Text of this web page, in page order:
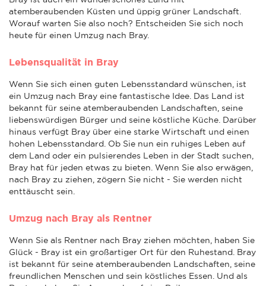
atemberaubenden Küsten und üppig grüner Landschaft.
Worauf warten Sie also noch? Entscheiden Sie sich noch
heute für einen Umzug nach Bray.
Lebensqualität in Bray
Wenn Sie sich einen guten Lebensstandard wünschen, ist
ein Umzug nach Bray eine fantastische Idee. Das Land ist
bekannt für seine atemberaubenden Landschaften, seine
liebenswürdigen Bürger und seine köstliche Küche. Darüber
hinaus verfügt Bray über eine starke Wirtschaft und einen
hohen Lebensstandard. Ob Sie nun ein ruhiges Leben auf
dem Land oder ein pulsierendes Leben in der Stadt suchen,
Bray hat für jeden etwas zu bieten. Wenn Sie also erwägen,
nach Bray zu ziehen, zögern Sie nicht - Sie werden nicht
enttäuscht sein.
Umzug nach Bray als Rentner
Wenn Sie als Rentner nach Bray ziehen möchten, haben Sie
Glück - Bray ist ein großartiger Ort für den Ruhestand. Bray
ist bekannt für seine atemberaubenden Landschaften, seine
freundlichen Menschen und sein köstliches Essen. Und als